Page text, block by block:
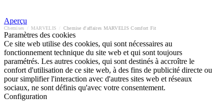
Aperçu
Chemises MARVELIS Chemise d'affaires MARVELIS Comfort Fit
Paramètres des cookies
Ce site web utilise des cookies, qui sont nécessaires au
fonctionnement technique du site web et qui sont toujours
paramétrés. Les autres cookies, qui sont destinés à accroître le
confort d'utilisation de ce site web, à des fins de publicité directe ou
pour simplifier l'interaction avec d'autres sites web et réseaux
sociaux, ne sont définis qu'avec votre consentement.
Configuration